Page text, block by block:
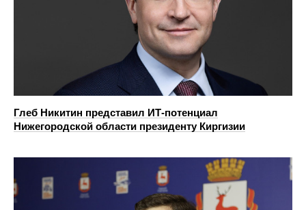
Глеб Никитин представил ИТ-потенциал
Нижегородской области президенту Киргизии